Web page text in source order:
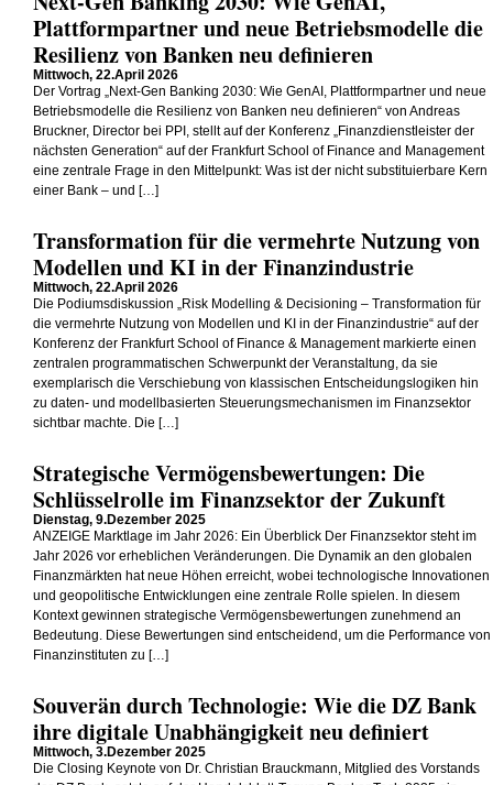
Plattformpartner und neue Betriebsmodelle die
Resilienz von Banken neu definieren
Mittwoch, 22.April 2026
Der Vortrag „Next-Gen Banking 2030: Wie GenAI, Plattformpartner und neue
Betriebsmodelle die Resilienz von Banken neu definieren“ von Andreas
Bruckner, Director bei PPI, stellt auf der Konferenz „Finanzdienstleister der
nächsten Generation“ auf der Frankfurt School of Finance and Management
eine zentrale Frage in den Mittelpunkt: Was ist der nicht substituierbare Kern
einer Bank – und […]
Transformation für die vermehrte Nutzung von
Modellen und KI in der Finanzindustrie
Mittwoch, 22.April 2026
Die Podiumsdiskussion „Risk Modelling & Decisioning – Transformation für
die vermehrte Nutzung von Modellen und KI in der Finanzindustrie“ auf der
Konferenz der Frankfurt School of Finance & Management markierte einen
zentralen programmatischen Schwerpunkt der Veranstaltung, da sie
exemplarisch die Verschiebung von klassischen Entscheidungslogiken hin
zu daten- und modellbasierten Steuerungsmechanismen im Finanzsektor
sichtbar machte. Die […]
Strategische Vermögensbewertungen: Die
Schlüsselrolle im Finanzsektor der Zukunft
Dienstag, 9.Dezember 2025
ANZEIGE Marktlage im Jahr 2026: Ein Überblick Der Finanzsektor steht im
Jahr 2026 vor erheblichen Veränderungen. Die Dynamik an den globalen
Finanzmärkten hat neue Höhen erreicht, wobei technologische Innovationen
und geopolitische Entwicklungen eine zentrale Rolle spielen. In diesem
Kontext gewinnen strategische Vermögensbewertungen zunehmend an
Bedeutung. Diese Bewertungen sind entscheidend, um die Performance von
Finanzinstituten zu […]
Souverän durch Technologie: Wie die DZ Bank
ihre digitale Unabhängigkeit neu definiert
Mittwoch, 3.Dezember 2025
Die Closing Keynote von Dr. Christian Brauckmann, Mitglied des Vorstands